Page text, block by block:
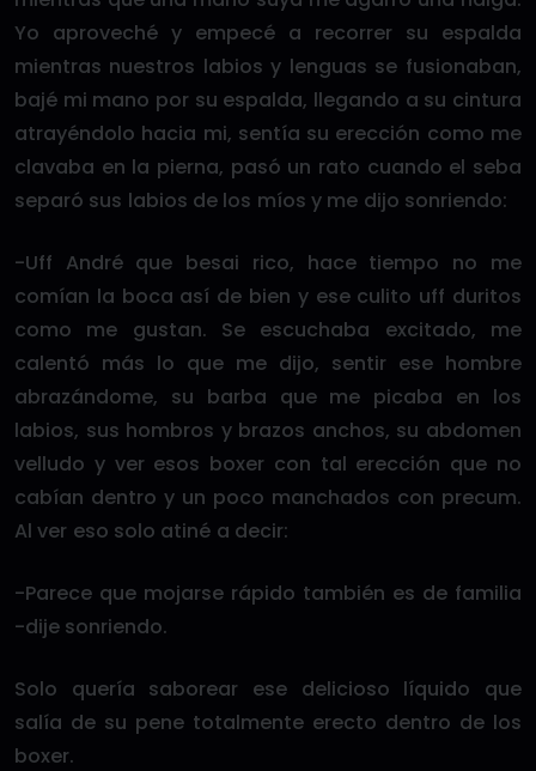
Yo aproveché y empecé a recorrer su espalda
mientras nuestros labios y lenguas se fusionaban,
bajé mi mano por su espalda, llegando a su cintura
atrayéndolo hacia mi, sentía su erección como me
clavaba en la pierna, pasó un rato cuando el seba
separó sus labios de los míos y me dijo sonriendo:
-Uff André que besai rico, hace tiempo no me
comían la boca así de bien y ese culito uff duritos
como me gustan. Se escuchaba excitado, me
calentó más lo que me dijo, sentir ese hombre
abrazándome, su barba que me picaba en los
labios, sus hombros y brazos anchos, su abdomen
velludo y ver esos boxer con tal erección que no
cabían dentro y un poco manchados con precum.
Al ver eso solo atiné a decir:
-Parece que mojarse rápido también es de familia
-dije sonriendo.
Solo quería saborear ese delicioso líquido que
salía de su pene totalmente erecto dentro de los
boxer.